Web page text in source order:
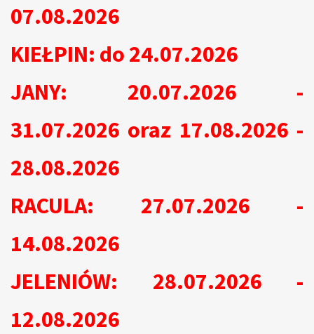
07.08.2026
KIEŁPIN: do 24.07.2026
JANY: 20.07.2026 -
31.07.2026 oraz 17.08.2026 -
28.08.2026
RACULA: 27.07.2026 -
14.08.2026
JELENIÓW: 28.07.2026 -
12.08.2026